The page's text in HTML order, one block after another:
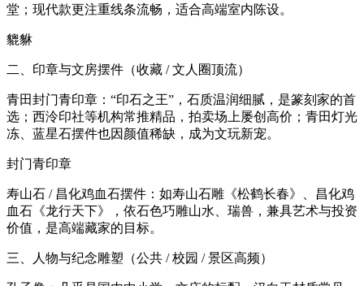
堂；现代款更注重线条流畅，适合高端室内陈设。
貔貅
二、印章与文房摆件（收藏 / 文人圈顶流）
青田封门青印章：“印石之王”，石质温润细腻，是篆刻家的首
选；西泠印社等机构常推精品，拍卖场上屡创高价；青田灯光
冻、蓝星石摆件也因颜值稀缺，成为文玩新宠。
封门青印章
寿山石 / 昌化鸡血石摆件：如寿山石雕《松鹤长春》、昌化鸡
血石《龙行天下》，依石色巧雕山水、瑞兽，兼具艺术与投资
价值，是高端藏家的目标。
三、人物与纪念雕塑（公共 / 校园 / 景区高频）